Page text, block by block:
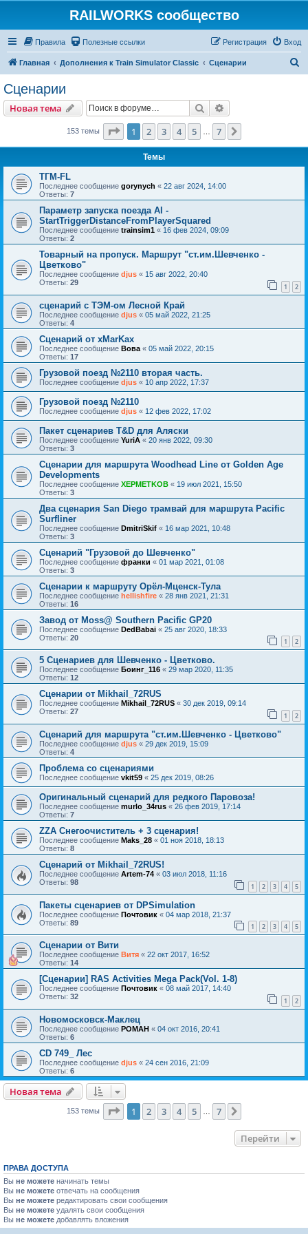
RAILWORKS сообщество
Правила Полезные ссылки Вход
Регистрация
Главная Дополнения к Train Simulator Classic Сценарии
Сценарии
Новая тема Поиск
153 темы Страница из
1 2 3 4 5 7
Темы
ТГМ-FL
Последнее сообщение gorynych « 22 авг 2024, 14:00
Ответы: 7
Параметр запуска поезда AI -
StartTriggerDistanceFromPlayerSquared
Последнее сообщение trainsim1 « 16 фев 2024, 09:09
Ответы: 2
Товарный на пропуск. Маршрут "ст.им.Шевченко -
Цветково"
Последнее сообщение djus « 15 авг 2022, 20:40
Ответы: 29 1 2
сценарий с ТЭМ-ом Лесной Край
Последнее сообщение djus « 05 май 2022, 21:25
Ответы: 4
Сценарий от xMarKax
Последнее сообщение Вова « 05 май 2022, 20:15
Ответы: 17
Грузовой поезд №2110 вторая часть.
Последнее сообщение djus « 10 апр 2022, 17:37
Грузовой поезд №2110
Последнее сообщение djus « 12 фев 2022, 17:02
Пакет сценариев T&D для Аляски
Последнее сообщение YuriA « 20 янв 2022, 09:30
Ответы: 3
Сценарии для маршрута Woodhead Line от Golden Age
Developments
Последнее сообщение XEPMETKOB « 19 июл 2021, 15:50
Ответы: 3
Два сценария San Diego трамвай для маршрута Pacific
Surfliner
Последнее сообщение DmitriSkif « 16 мар 2021, 10:48
Ответы: 3
Сценарий "Грузовой до Шевченко"
Последнее сообщение франки « 01 мар 2021, 01:08
Ответы: 3
Сценарии к маршруту Орёл-Мценск-Тула
Последнее сообщение hellishfire « 28 янв 2021, 21:31
Ответы: 16
Завод от Moss@ Southern Pacific GP20
Последнее сообщение DedBabai « 25 авг 2020, 18:33
Ответы: 20 1 2
5 Сценариев для Шевченко - Цветково.
Последнее сообщение Боинг_116 « 29 мар 2020, 11:35
Ответы: 12
Сценарии от Mikhail_72RUS
Последнее сообщение Mikhail_72RUS « 30 дек 2019, 09:14
Ответы: 27 1 2
Сценарий для маршрута "ст.им.Шевченко - Цветково"
Последнее сообщение djus « 29 дек 2019, 15:09
Ответы: 4
Проблема со сценариями
Последнее сообщение vkit59 « 25 дек 2019, 08:26
Оригинальный сценарий для редкого Паровоза!
Последнее сообщение murlo_34rus « 26 фев 2019, 17:14
Ответы: 7
ZZA Снегоочиститель + 3 сценария!
Последнее сообщение Maks_28 « 01 ноя 2018, 18:13
Ответы: 8
Сценарий от Mikhail_72RUS!
Последнее сообщение Artem-74 « 03 июл 2018, 11:16
Ответы: 98 1 2 3 4 5
Пакеты сценариев от DPSimulation
Последнее сообщение Почтовик « 04 мар 2018, 21:37
Ответы: 89 1 2 3 4 5
Сценарии от Вити
Последнее сообщение Витя « 22 окт 2017, 16:52
Ответы: 14
[Сценарии] RAS Activities Mega Pack(Vol. 1-8)
Последнее сообщение Почтовик « 08 май 2017, 14:40
Ответы: 32 1 2
Новомосковск-Маклец
Последнее сообщение POMAH « 04 окт 2016, 20:41
Ответы: 6
CD 749_ Лес
Последнее сообщение djus « 24 сен 2016, 21:09
Ответы: 6
Новая тема
153 темы Страница из
1 2 3 4 5 7
Перейти
ПРАВА ДОСТУПА
Вы не можете начинать темы
Вы не можете отвечать на сообщения
Вы не можете редактировать свои сообщения
Вы не можете удалять свои сообщения
Вы не можете добавлять вложения